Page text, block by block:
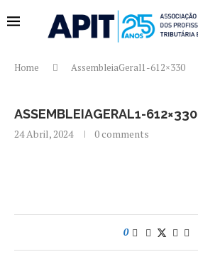
Home AssembleiaGeral1-612×330
ASSEMBLEIAGERAL1-612×330
24 Abril, 2024 0 comments
0